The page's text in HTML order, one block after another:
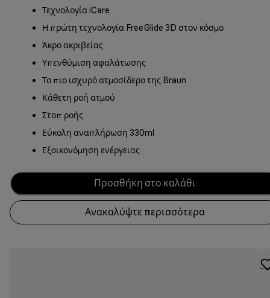
Τεχνολογία iCare
Η πρώτη τεχνολογία FreeGlide 3D στον κόσμο
Άκρο ακριβείας
Υπενθύμιση αφαλάτωσης
Το πιο ισχυρό ατμοσίδερο της Braun
Κάθετη ροή ατμού
Στοπ ροής
Εύκολη αναπλήρωση 330ml
Εξοικονόμηση ενέργειας
Προσθήκη στο καλάθι
Ανακαλύψτε περισσότερα